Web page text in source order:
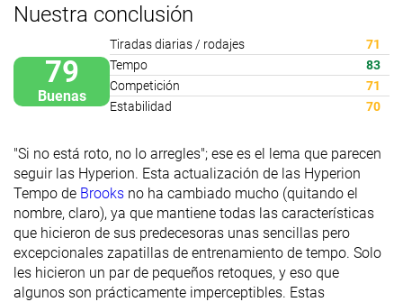
Nuestra conclusión
79
Buenas
Tiradas diarias / rodajes
71
Tempo
83
Competición
71
Estabilidad
70
"Si no está roto, no lo arregles"; ese es el lema que parecen
seguir las Hyperion. Esta actualización de las Hyperion
Tempo de Brooks no ha cambiado mucho (quitando el
nombre, claro), ya que mantiene todas las características
que hicieron de sus predecesoras unas sencillas pero
excepcionales zapatillas de entrenamiento de tempo. Solo
les hicieron un par de pequeños retoques, y eso que
algunos son prácticamente imperceptibles. Estas